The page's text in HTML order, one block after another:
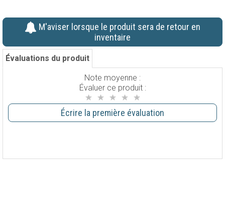
M'aviser lorsque le produit sera de retour en
inventaire
Évaluations du produit
Note moyenne :
Évaluer ce produit :
Écrire la première évaluation